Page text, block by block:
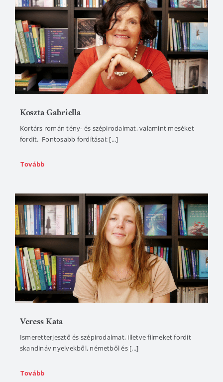
Koszta Gabriella
Kortárs román tény- és szépirodalmat, valamint meséket
fordít. Fontosabb fordításai: [...]
Tovább
Veress Kata
Ismeretterjesztő és szépirodalmat, illetve filmeket fordít
skandináv nyelvekből, németből és [...]
Tovább